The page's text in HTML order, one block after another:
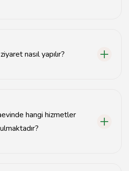
nasıl yapılır?
hangi hizmetler